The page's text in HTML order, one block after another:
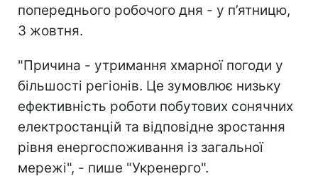
попереднього робочого дня - у п’ятницю,
3 жовтня.
"Причина - утримання хмарної погоди у
більшості регіонів. Це зумовлює низьку
ефективність роботи побутових сонячних
електростанцій та відповідне зростання
рівня енергоспоживання із загальної
мережі", - пише "Укренерго".